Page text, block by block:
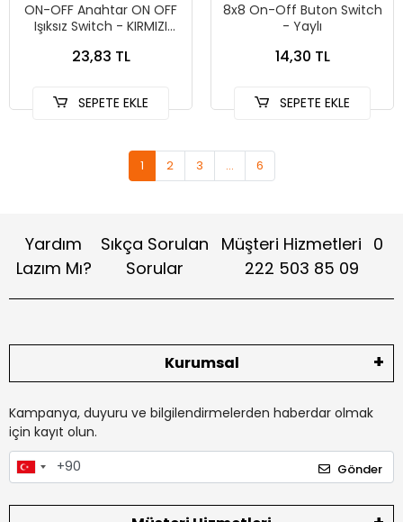
ON-OFF Anahtar ON OFF
Işıksız Switch - KIRMIZI
23,83 TL
SEPETE EKLE
8x8 On-Off Buton Switch
- Yaylı
14,30 TL
SEPETE EKLE
1 2 3 ... 6
Yardım
Lazım Mı?
Sıkça Sorulan
Sorular
Müşteri Hizmetleri 0
222 503 85 09
Kurumsal
Kampanya, duyuru ve bilgilendirmelerden haberdar olmak
için kayıt olun.
Gönder